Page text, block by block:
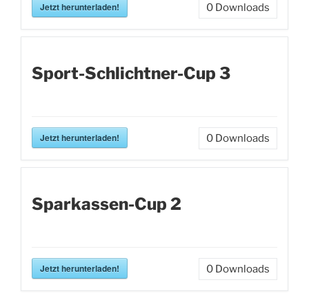
Jetzt herunterladen! 0 Downloads
Sport-Schlichtner-Cup 3
Jetzt herunterladen! 0 Downloads
Sparkassen-Cup 2
Jetzt herunterladen! 0 Downloads